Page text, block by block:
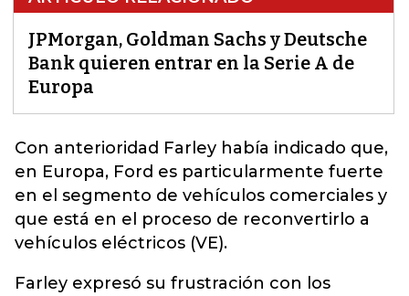
JPMorgan, Goldman Sachs y Deutsche
Bank quieren entrar en la Serie A de
Europa
Con anterioridad Farley había indicado que,
en Europa, Ford es particularmente fuerte
en el segmento de vehículos comerciales y
que está en el proceso de reconvertirlo a
vehículos eléctricos (VE).
Farley expresó su frustración con los